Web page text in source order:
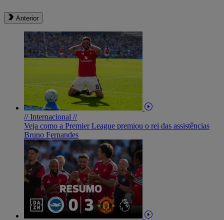
Anterior
// Internacional //
Veja como a Premier League premiou o rei das assistências
Bruno Fernandes